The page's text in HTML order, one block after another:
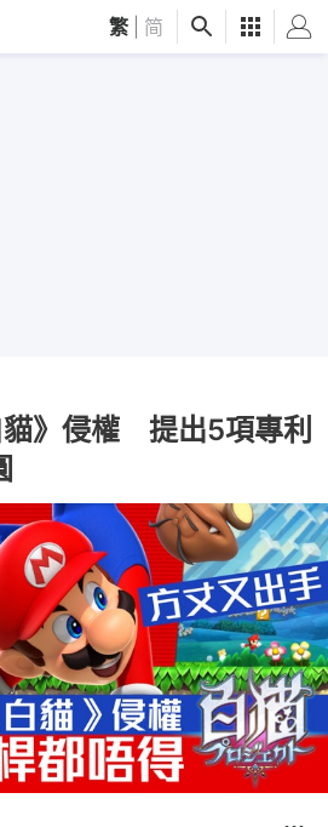
繁 简
》侵權 提出5項專利